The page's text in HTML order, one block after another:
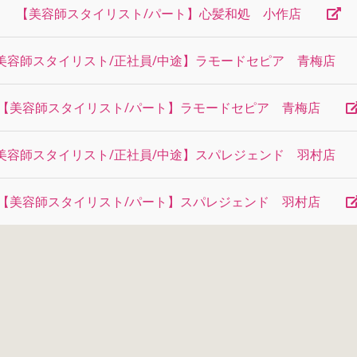
【美容師スタイリスト/パート】心髪和処 小作店
容師スタイリスト/正社員/中途】ラモードセピア 青梅
美容師スタイリスト/パート】ラモードセピア 青梅店
容師スタイリスト/正社員/中途】スパレジェンド 羽村
美容師スタイリスト/パート】スパレジェンド 羽村店